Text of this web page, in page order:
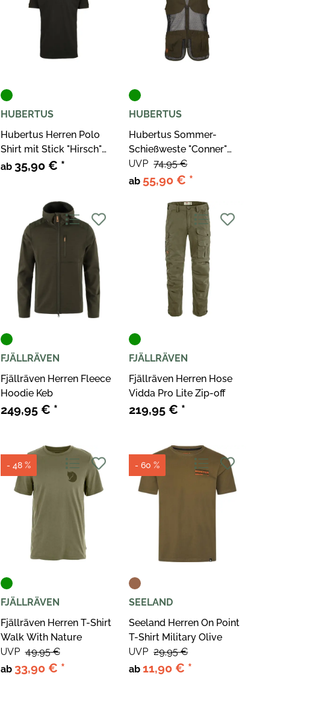
HUBERTUS
Hubertus Herren Polo
Shirt mit Stick "Hirsch"
Schwarz
ab 35,90 € *
HUBERTUS
Hubertus Sommer-
Schießweste "Conner"
dkl.-Oliv
ab 55,90 € *
UVP 74,95 €
FJÄLLRÄVEN
Fjällräven Herren Fleece
Hoodie Keb
249,95 € *
FJÄLLRÄVEN
Fjällräven Herren Hose
Vidda Pro Lite Zip-off
219,95 € *
- 48 %
FJÄLLRÄVEN
Fjällräven Herren T-Shirt
Walk With Nature
ab 33,90 € *
UVP 49,95 €
- 60 %
SEELAND
Seeland Herren On Point
T-Shirt Military Olive
ab11,90 € *
UVP 29,95 €